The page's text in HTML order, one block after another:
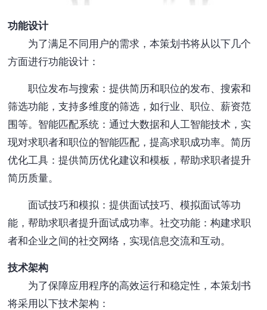
功能设计
为了满足不同用户的需求，本策划书将从以下几个
方面进行功能设计：
职位发布与搜索：提供简历和职位的发布、搜索和
筛选功能，支持多维度的筛选，如行业、职位、薪资范
围等。智能匹配系统：通过大数据和人工智能技术，实
现对求职者和职位的智能匹配，提高求职成功率。简历
优化工具：提供简历优化建议和模板，帮助求职者提升
简历质量。
面试技巧和模拟：提供面试技巧、模拟面试等功
能，帮助求职者提升面试成功率。社交功能：构建求职
者和企业之间的社交网络，实现信息交流和互动。
技术架构
为了保障应用程序的高效运行和稳定性，本策划书
将采用以下技术架构：